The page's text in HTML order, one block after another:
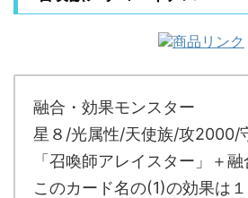
融合・効果モンスター
星８/光属性/天使族/攻2000/
「召喚師アレイスター」＋
このカード名の(1)の効果は